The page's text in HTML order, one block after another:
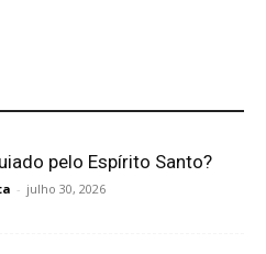
pelo Espírito Santo?
- julho 30, 2026